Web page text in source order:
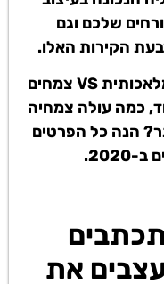
שלכם וגם
הקירות האלו.
אם כך, בואו נתחים עם צמחיה מלאכותית VS צמחים
כמה עולה צמחיה
הנה כל הפרטים
את